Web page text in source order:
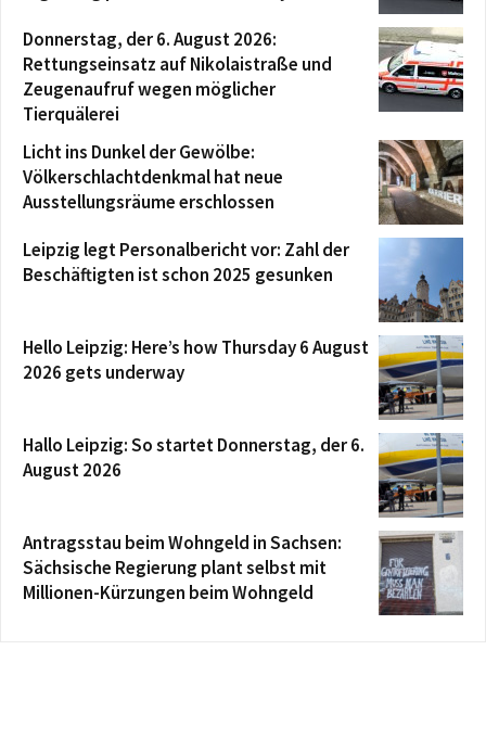
Donnerstag, der 6. August 2026:
Rettungseinsatz auf Nikolaistraße und
Zeugenaufruf wegen möglicher
Tierquälerei
Licht ins Dunkel der Gewölbe:
Völkerschlachtdenkmal hat neue
Ausstellungsräume erschlossen
Leipzig legt Personalbericht vor: Zahl der
Beschäftigten ist schon 2025 gesunken
Hello Leipzig: Here’s how Thursday 6 August
2026 gets underway
Hallo Leipzig: So startet Donnerstag, der 6.
August 2026
Antragsstau beim Wohngeld in Sachsen:
Sächsische Regierung plant selbst mit
Millionen-Kürzungen beim Wohngeld